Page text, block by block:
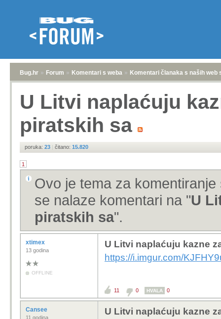
Bug.hr » Forum » Komentari s weba » Komentari članaka s naših web
U Litvi naplaćuju
piratskih sa
poruka: 23 | čitano: 15.820
1
Ovo je tema za
se nalaze komentari na "U
piratskih sa".
xtimex
13 godina
OFFLINE
U Litvi naplaćuju kazne
https://i.imgur.com/
11 0 HVALA 0
Cansee
11 godina
U Litvi naplaćuju kazne